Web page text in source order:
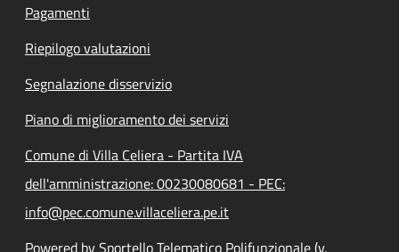
Pagamenti
Riepilogo valutazioni
Segnalazione disservizio
Piano di miglioramento dei servizi
Comune di Villa Celiera - Partita IVA
dell'amministrazione: 00230080681 - PEC:
info@pec.comune.villaceliera.pe.it
Powered by Sportello Telematico Polifunzionale (v.